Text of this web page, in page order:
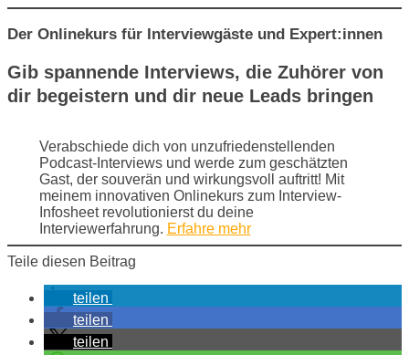
Der Onlinekurs für Interviewgäste und Expert:innen
Gib spannende Interviews, die Zuhörer von
dir begeistern und dir neue Leads bringen
Verabschiede dich von unzufriedenstellenden
Podcast-Interviews und werde zum geschätzten
Gast, der souverän und wirkungsvoll auftritt! Mit
meinem innovativen Onlinekurs zum Interview-
Infosheet revolutionierst du deine
Interviewerfahrung. Erfahre mehr
Teile diesen Beitrag
teilen
teilen
teilen